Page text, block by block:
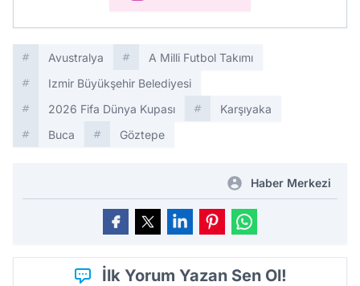
Avustralya
A Milli Futbol Takımı
Izmir Büyükşehir Belediyesi
2026 Fifa Dünya Kupası
Karşıyaka
Buca
Göztepe
Haber Merkezi
İlk Yorum Yazan Sen Ol!